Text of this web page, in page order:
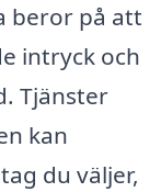
beror på att
intryck och
Tjänster
kan
du väljer,